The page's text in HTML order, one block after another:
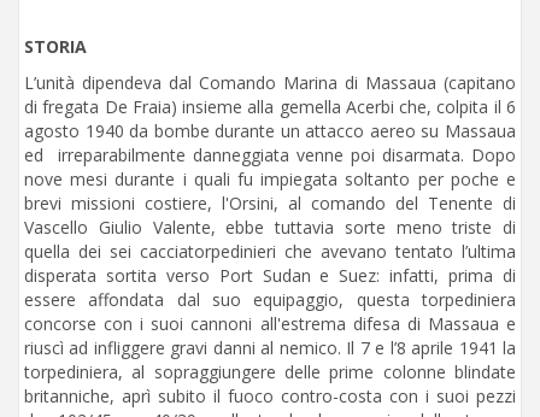
STORIA
L’unità dipendeva dal Comando Marina di Massaua (capitano
di fregata De Fraia) insieme alla gemella Acerbi che, colpita il 6
agosto 1940 da bombe durante un attacco aereo su Massaua
ed irreparabilmente danneggiata venne poi disarmata. Dopo
nove mesi durante i quali fu impiegata soltanto per poche e
brevi missioni costiere, l'Orsini, al comando del Tenente di
Vascello Giulio Valente, ebbe tuttavia sorte meno triste di
quella dei sei cacciatorpedinieri che avevano tentato l’ultima
disperata sortita verso Port Sudan e Suez: infatti, prima di
essere affondata dal suo equipaggio, questa torpediniera
concorse con i suoi cannoni all'estrema difesa di Massaua e
riuscì ad infliggere gravi danni al nemico. Il 7 e l’8 aprile 1941 la
torpediniera, al sopraggiungere delle prime colonne blindate
britanniche, aprì subito il fuoco contro-costa con i suoi pezzi